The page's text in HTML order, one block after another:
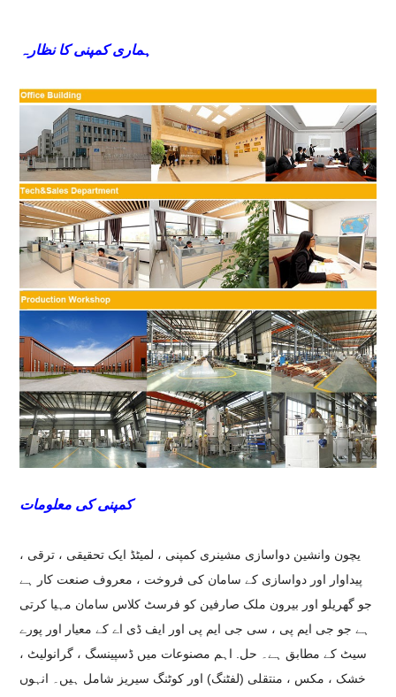
ہماری کمپنی کا نظارہ
کمپنی کی معلومات
یچون وانشین دواسازی مشینری کمپنی ، لمیٹڈ ایک تحقیقی ، ترقی ،
پیداوار اور دواسازی کے سامان کی فروخت ، معروف صنعت کار ہے
جو گھریلو اور بیرون ملک صارفین کو فرسٹ کلاس سامان مہیا کرتی
ہے جو جی ایم پی ، سی جی ایم پی اور ایف ڈی اے کے معیار اور پورے
سیٹ کے مطابق ہے۔ حل. اہم مصنوعات میں ڈسپینسگ ، گرانولیٹ ،
خشک ، مکس ، منتقلی (لفٹنگ) اور کوٹنگ سیریز شامل ہیں۔ انہوں